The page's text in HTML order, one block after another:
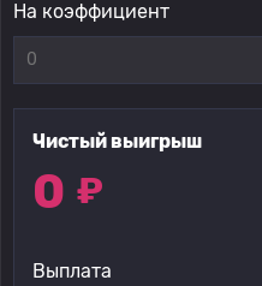
На коэффициент
Чистый выигрыш
0 ₽
Выплата